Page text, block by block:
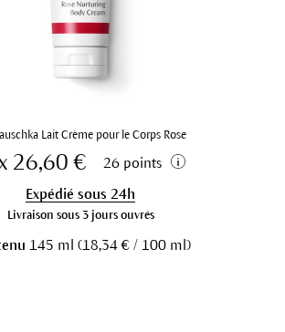
Lait Crème pour le Corps Rose
26,60 € 26 points
Expédié sous 24h
Livraison sous 3 jours ouvrés
145 ml (18,34 € / 100 ml)